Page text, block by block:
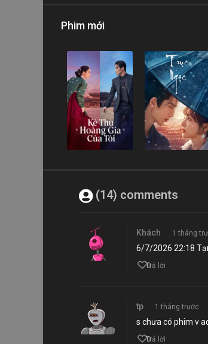
Phim mới
(14) comments
Khách 1 tháng
6/7/2026 22:18
0
Trả lời
tp 1 tháng trước
s chưa có phim v
0
Trả lời